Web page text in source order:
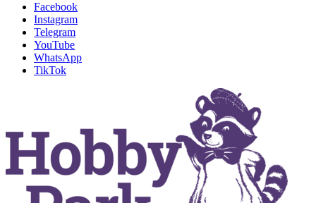
Facebook
Instagram
Telegram
YouTube
WhatsApp
TikTok